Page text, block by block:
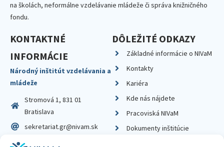
na školách, neformálne vzdelávanie mládeže či správa knižničného
fondu.
KONTAKTNÉ
INFORMÁCIE
Národný inštitút vzdelávania a
mládeže
Stromová 1, 831 01
Bratislava
sekretariat.gr@nivam.sk
IČO: 00164348
DÔLEŽITÉ ODKAZY
Základné informácie o NIVaM
Kontakty
Kariéra
Kde nás nájdete
Pracoviská NIVaM
Dokumenty inštitúcie